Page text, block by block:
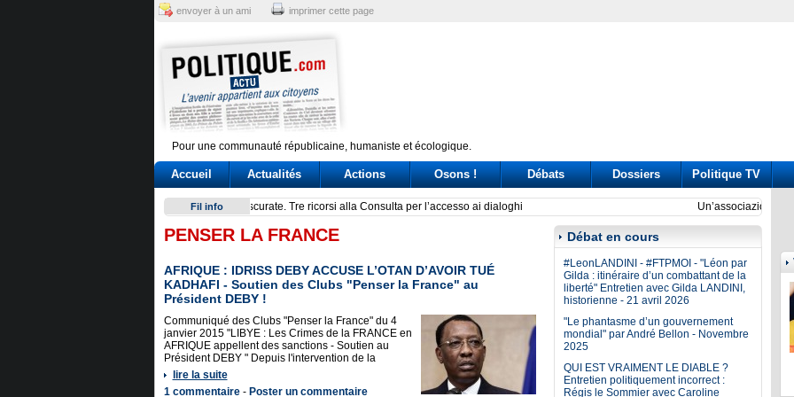
envoyer à un ami imprimer cette page
Pour une communauté républicaine, humaniste et écologique.
Accueil Actualités Actions Osons ! Débats Dossiers Politique TV
Fil info Un’associazione del Nord: la sfida dei governatori nella Pontida di Salvini
PENSER LA FRANCE
AFRIQUE : IDRISS DEBY ACCUSE L’OTAN D’AVOIR TUÉ
KADHAFI - Soutien des Clubs "Penser la France" au
Président DEBY !
Communiqué des Clubs "Penser la France" du 4
janvier 2015 "LIBYE : Les Crimes de la FRANCE en
AFRIQUE appellent des sanctions - Soutien au
Président DEBY " Depuis l'intervention de la
lire la suite
1 commentaire- Poster un commentaire
Débat en cours
#LeonLANDINI - #FTPMOI - "Léon par
Gilda : itinéraire d’un combattant de la
liberté" Entretien avec Gilda LANDINI,
historienne - 21 avril 2026
"Le phantasme d’un gouvernement
mondial" par André Bellon - Novembre
2025
QUI EST VRAIMENT LE DIABLE ?
Entretien politiquement incorrect :
Régis le Sommier avec Caroline